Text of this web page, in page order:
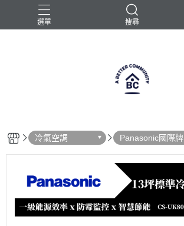
選單 搜尋
半自動咖啡機 咖啡機
冷氣空調 Panasonic國際牌